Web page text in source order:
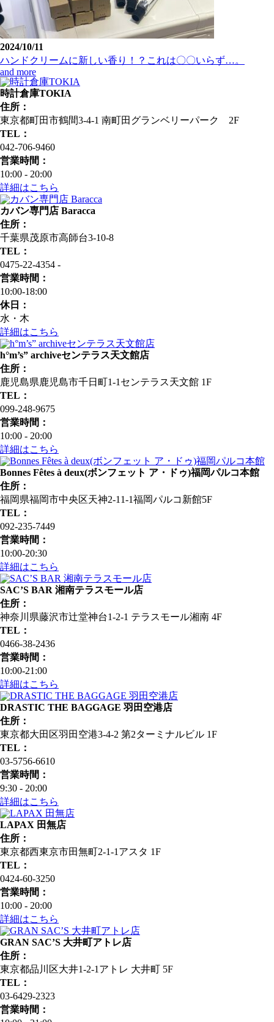
2024/10/11
ハンドクリームに新しい香り！？これは〇〇いらず…。
and more
時計倉庫TOKIA
住所：
東京都町田市鶴間3-4-1 南町田グランベリーパーク 2F
TEL：
042-706-9460
営業時間：
10:00 - 20:00
詳細はこちら
カバン専門店 Baracca
住所：
千葉県茂原市高師台3-10-8
TEL：
0475-22-4354 ‐
営業時間：
10:00‐18:00
休日：
水・木
詳細はこちら
h°m’s” archiveセンテラス天文館店
住所：
鹿児島県鹿児島市千日町1-1センテラス天文館 1F
TEL：
099-248-9675
営業時間：
10:00 ‐ 20:00
詳細はこちら
Bonnes Fêtes à deux(ボンフェット ア・ドゥ)福岡パルコ本館
住所：
福岡県福岡市中央区天神2-11-1福岡パルコ新館5F
TEL：
092-235-7449
営業時間：
10:00-20:30
詳細はこちら
SAC’S BAR 湘南テラスモール店
住所：
神奈川県藤沢市辻堂神台1-2-1 テラスモール湘南 4F
TEL：
0466-38-2436
営業時間：
10:00-21:00
詳細はこちら
DRASTIC THE BAGGAGE 羽田空港店
住所：
東京都大田区羽田空港3-4-2 第2ターミナルビル 1F
TEL：
03-5756-6610
営業時間：
9:30 - 20:00
詳細はこちら
LAPAX 田無店
住所：
東京都西東京市田無町2-1-1アスタ 1F
TEL：
0424-60-3250
営業時間：
10:00 - 20:00
詳細はこちら
GRAN SAC’S 大井町アトレ店
住所：
東京都品川区大井1-2-1アトレ 大井町 5F
TEL：
03-6429-2323
営業時間：